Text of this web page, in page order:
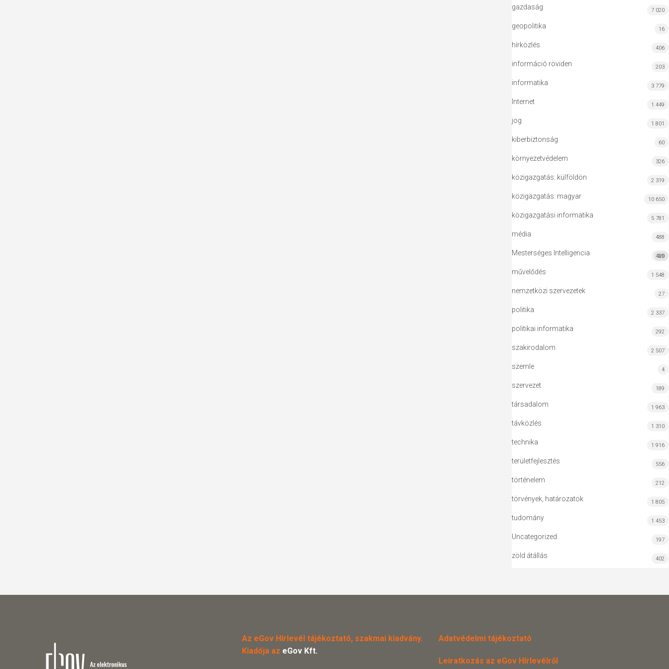
gazdaság 7 020
geopolitika 16
hírközlés 406
információ röviden 203
informatika 3 779
Internet 1 449
jog 1 801
kiberbiztonság 60
környezetvédelem 326
közigazgatás: külföldön 2 319
közigazgatás: magyar 10 650
közigazgatási informatika 5 781
média 488
Mesterséges Intelligencia MI
420
művelődés 1 548
nemzetközi szervezetek 27
politika 2 337
politikai informatika 292
szakirodalom 2 507
szemle 4
szervezet 189
társadalom 1 963
távközlés 1 310
technika 1 916
területfejlesztés 556
történelem 212
törvények, határozatok 1 805
tudomány 1 453
Uncategorized 197
zöld átállás 402
Az eGov Hírlevél tájékoztató, szakmai kiadvány.
Kiadója az eGov Kft.
Adatvédelmi tájékoztató
Leiratkozás az eGov Hírlevélről